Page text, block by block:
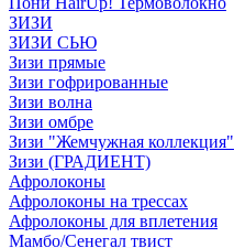
ЗИЗИ
ЗИЗИ СЬЮ
Зизи прямые
Зизи гофрированные
Зизи волна
Зизи омбре
Зизи "Жемчужная коллекция"
Зизи (ГРАДИЕНТ)
Афролоконы
Афролоконы на трессах
Афролоконы для вплетения
Мамбо/Сенегал твист